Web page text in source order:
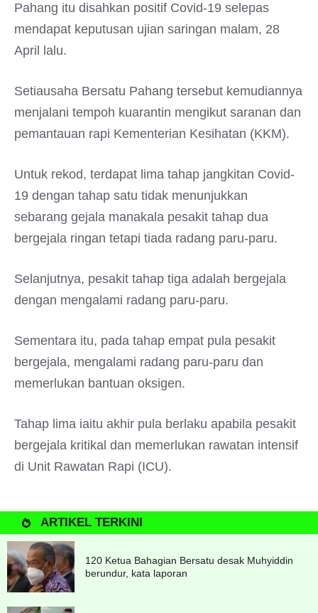
Pahang itu disahkan positif Covid-19 selepas
mendapat keputusan ujian saringan malam, 28
April lalu.
Setiausaha Bersatu Pahang tersebut kemudiannya
menjalani tempoh kuarantin mengikut saranan dan
pemantauan rapi Kementerian Kesihatan (KKM).
Untuk rekod, terdapat lima tahap jangkitan Covid-
19 dengan tahap satu tidak menunjukkan
sebarang gejala manakala pesakit tahap dua
bergejala ringan tetapi tiada radang paru-paru.
Selanjutnya, pesakit tahap tiga adalah bergejala
dengan mengalami radang paru-paru.
Sementara itu, pada tahap empat pula pesakit
bergejala, mengalami radang paru-paru dan
memerlukan bantuan oksigen.
Tahap lima iaitu akhir pula berlaku apabila pesakit
bergejala kritikal dan memerlukan rawatan intensif
di Unit Rawatan Rapi (ICU).
ARTIKEL TERKINI
120 Ketua Bahagian Bersatu desak Muhyiddin
berundur, kata laporan